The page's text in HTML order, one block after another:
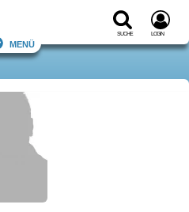
Suche Login
Menü